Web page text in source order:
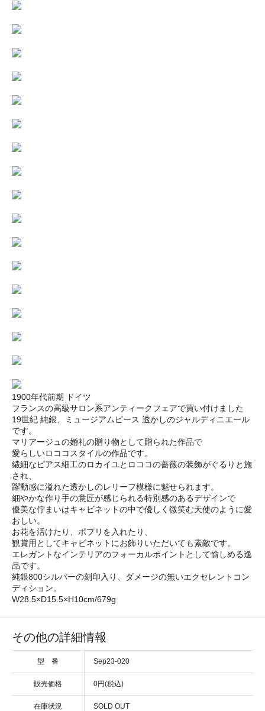
1900年代前期 ドイツ
フランスの高級サロン系アンティークフェアで買い付けました
19世紀 純銀、ミュージアムピース 透かしのジャルディニエール
です。
マリアージュの婚礼の贈り物として贈られた作品で
愛らしいロココスタイルの作品です。
繊細なピアス細工のロカイユとロココの薔薇の装飾がぐるりと施
され、
躍動感に溢れた透かしのレリーフ模様に魅せられます。
細やかな作り手の意匠が感じられる特別感のあるデザインで
優美な佇まいはキャビネットの中で優しく微笑む天使のように愛
おしい。
お花を活けたり、ポプリを入れたり、
観賞用としてキャビネットにお飾りいただいても素敵です。
エレガントなインテリアのフォーカルポイントとして愉しめる逸
品です。
純銀800シルバーの刻印入り、ダメージの無いエクセレントコン
ディション。
W28.5×D15.5×H10cm/679g
その他の詳細情報
型 番 Sep23-020
販売価格 0円(税込)
在庫状況 SOLD OUT